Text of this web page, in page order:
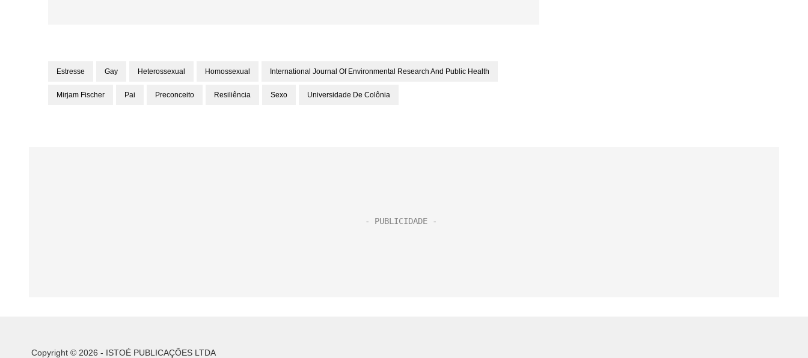
Estresse Gay Heterossexual Homossexual International Journal Of Environmental Research And Public Health
Mirjam Fischer Pai Preconceito Resiliência Sexo Universidade De Colônia
Copyright © 2026 - ISTOÉ PUBLICAÇÕES LTDA